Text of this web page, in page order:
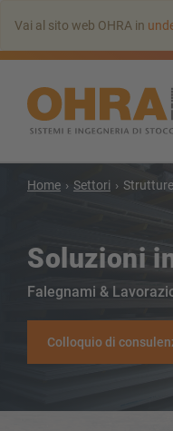
all’indice
principale
Vai al sito web OHRA in
Home Settori
Soluzioni
Falegnami &
Colloquio di
SCAFFALATURA
Scaffale cantilever con